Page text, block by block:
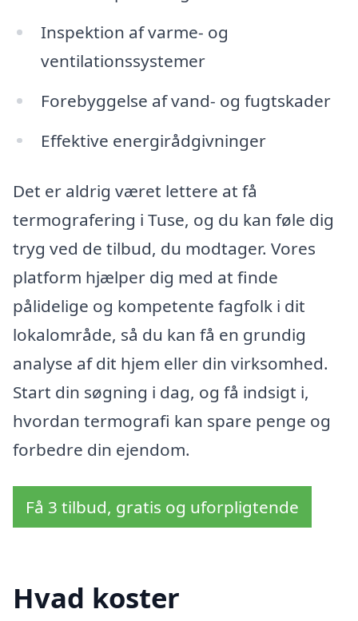
Inspektion af varme- og
ventilationssystemer
Forebyggelse af vand- og fugtskader
Effektive energirådgivninger
Det er aldrig været lettere at få
termografering i Tuse, og du kan føle dig
tryg ved de tilbud, du modtager. Vores
platform hjælper dig med at finde
pålidelige og kompetente fagfolk i dit
lokalområde, så du kan få en grundig
analyse af dit hjem eller din virksomhed.
Start din søgning i dag, og få indsigt i,
hvordan termografi kan spare penge og
forbedre din ejendom.
Få 3 tilbud, gratis og uforpligtende
Hvad koster